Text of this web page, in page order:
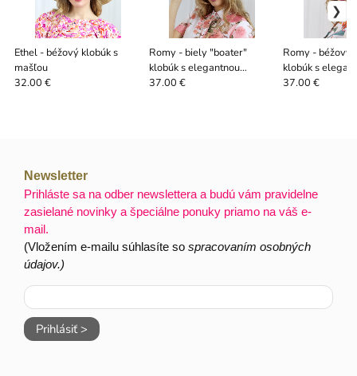
Ethel - béžový klobúk s
mašľou
32.00 €
Romy - biely "boater"
klobúk s elegantnou
mašľou
37.00 €
Romy - béžový
klobúk s
mašľou
37.00 €
Newsletter
Prihláste sa na odber newslettera a budú vám pravidelne
zasielané novinky a špeciálne ponuky priamo na váš e-
mail.
(Vložením e-mailu súhlasíte sospracovaním osobných
údajov.)
Prihlásiť >